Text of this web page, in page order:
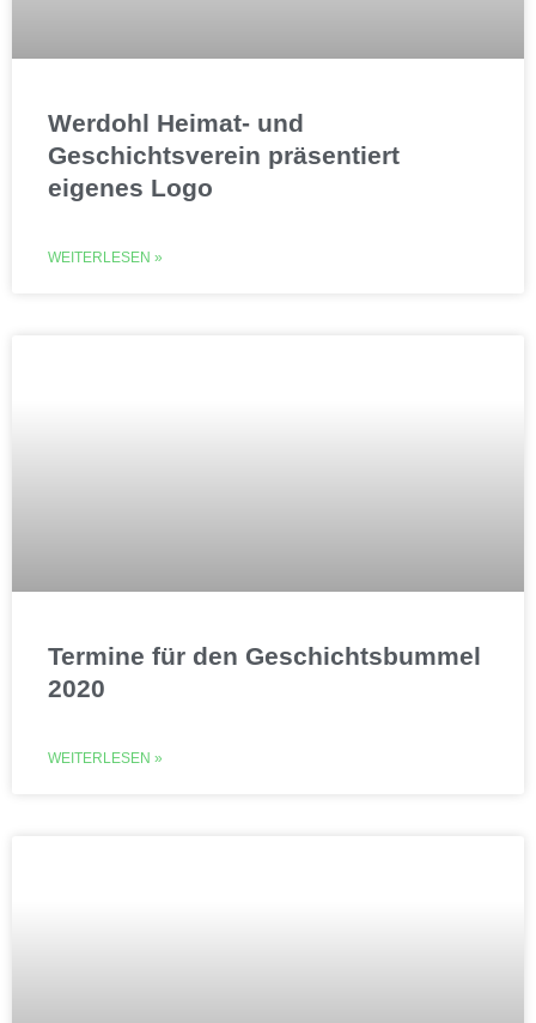
Werdohl Heimat- und
Geschichtsverein präsentiert
eigenes Logo
WEITERLESEN »
Termine für den Geschichtsbummel
2020
WEITERLESEN »